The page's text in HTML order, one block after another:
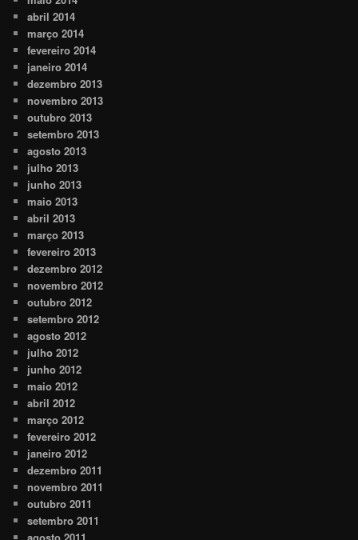
abril 2014
março 2014
fevereiro 2014
janeiro 2014
dezembro 2013
novembro 2013
outubro 2013
setembro 2013
agosto 2013
julho 2013
junho 2013
maio 2013
abril 2013
março 2013
fevereiro 2013
dezembro 2012
novembro 2012
outubro 2012
setembro 2012
agosto 2012
julho 2012
junho 2012
maio 2012
abril 2012
março 2012
fevereiro 2012
janeiro 2012
dezembro 2011
novembro 2011
outubro 2011
setembro 2011